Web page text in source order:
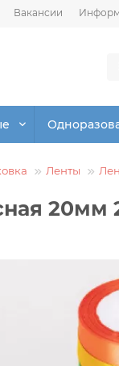
Вакансии
Ленты
20мм